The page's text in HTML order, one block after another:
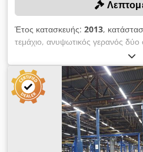
Έτος κατασκευής: 2013,
τεμάχιο, ανυψωτικός γερανός
NUSSBAUM, μοντέλο 230 SL
σειριακός αριθμός 348709,
Dsdpfezqatcox Ailjkr Χρώμα: όπως
φωτογραφίες, σύμφωνα με τις
επιθεώρηση Έτος κατασκευής:
μεταχειρισμένο